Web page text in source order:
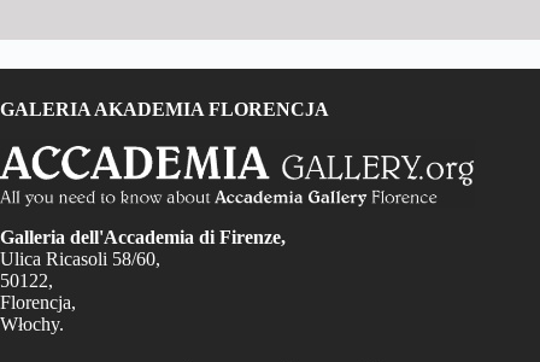
GALERIA AKADEMIA FLORENCJA
Galleria dell'Accademia di Firenze,
Ulica Ricasoli 58/60,
50122,
Florencja,
Włochy.